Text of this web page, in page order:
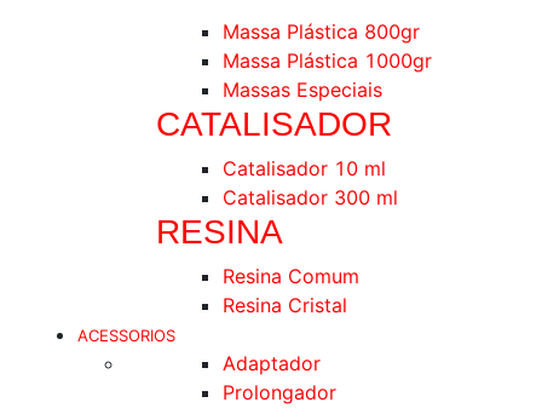
Massa Plástica 800gr
Massa Plástica 1000gr
Massas Especiais
CATALISADOR
Catalisador 10 ml
Catalisador 300 ml
RESINA
Resina Comum
Resina Cristal
ACESSORIOS
Adaptador
Prolongador